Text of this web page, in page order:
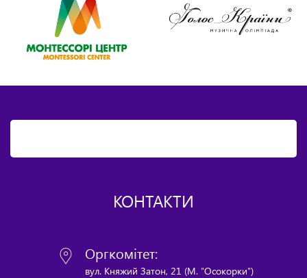
КОНТАКТИ
Оргкомітет:
вул. Княжий Затон, 21 (М. "Осокорки")